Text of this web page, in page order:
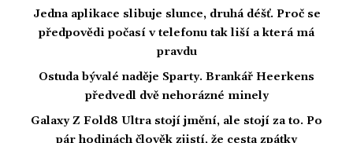
Jedna aplikace slibuje slunce, druhá déšť. Proč se
předpovědi počasí v telefonu tak liší a která má
pravdu
Ostuda bývalé naděje Sparty. Brankář Heerkens
předvedl dvě nehorázné minely
Galaxy Z Fold8 Ultra stojí jmění, ale stojí za to. Po
pár hodinách člověk zjistí, že cesta zpátky